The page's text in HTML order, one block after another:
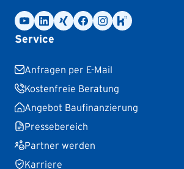
Service
Anfragen per E-Mail
Kostenfreie Beratung
Angebot Baufinanzierung
Pressebereich
Partner werden
Karriere